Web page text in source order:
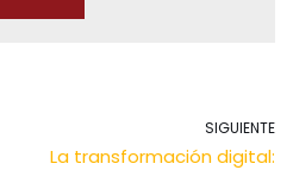
SIGUIENTE
La transformación digital: